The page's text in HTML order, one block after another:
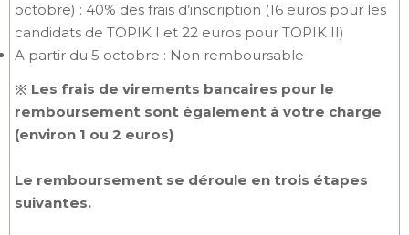
octobre) : 40% des frais d’inscription (16 euros pour les
candidats de TOPIK I et 22 euros pour TOPIK II)
A partir du 5 octobre : Non remboursable
※ Les frais de virements bancaires pour le
remboursement sont également à votre charge
(environ 1 ou 2 euros)
Le remboursement se déroule en trois étapes
suivantes.